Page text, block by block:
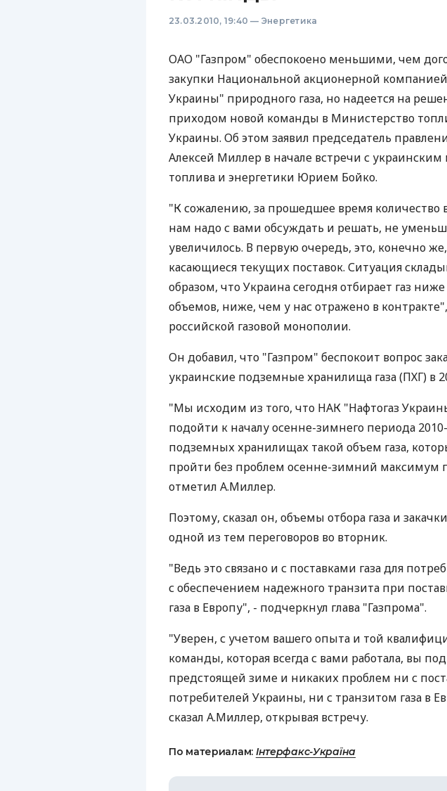
23.03.2010, 19:40 — Энергетика
ОАО "Газпром" обеспокоено меньшими, чем
закупки Национальной акционерной
Украины" природного газа, но надеется на
приходом новой команды в Министерство
Украины. Об этом заявил председатель
Алексей Миллер в начале встречи с
топлива и энергетики Юрием Бойко.
"К сожалению, за прошедшее время количество
нам надо с вами обсуждать и решать, не
увеличилось. В первую очередь, это, конечно
касающиеся текущих поставок. Ситуация
образом, что Украина сегодня отбирает газ
объемов, ниже, чем у нас отражено в контракте",
российской газовой монополии.
Он добавил, что "Газпром" беспокоит вопрос
украинские подземные хранилища газа (ПХГ) в
"Мы исходим из того, что НАК "Нафтогаз
подойти к началу осенне-зимнего периода
подземных хранилищах такой объем газа,
пройти без проблем осенне-зимний максимум
отметил А.Миллер.
Поэтому, сказал он, объемы отбора газа и
одной из тем переговоров во вторник.
"Ведь это связано и с поставками газа для
с обеспечением надежного транзита при
газа в Европу", - подчеркнул глава "Газпрома".
"Уверен, с учетом вашего опыта и той
команды, которая всегда с вами работала, вы
предстоящей зиме и никаких проблем ни с
потребителей Украины, ни с транзитом газа в
сказал А.Миллер, открывая встречу.
По материалам: Інтерфакс-Україна